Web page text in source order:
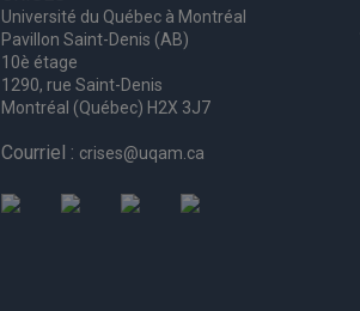
Université du Québec à Montréal
Pavillon Saint-Denis (AB)
10è étage
1290, rue Saint-Denis
Montréal (Québec) H2X 3J7
Courriel : crises@uqam.ca